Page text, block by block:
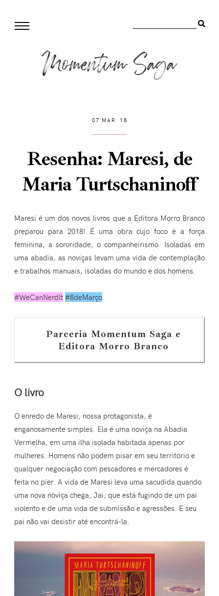
07 MAR. 18
Resenha: Maresi, de
Maria Turtschaninoff
Maresi é um dos novos livros que a Editora Morro Branco
preparou para 2018! É uma obra cujo foco é a força
feminina, a sororidade, o companheirismo. Isoladas em
uma abadia, as noviças levam uma vida de contemplação
e trabalhos manuais, isoladas do mundo e dos homens.
#WeCanNerdIt #8deMarço
Parceria Momentum Saga e
Editora Morro Branco
O livro
O enredo de Maresi, nossa protagonista, é
enganosamente simples. Ela é uma noviça na Abadia
Vermelha, em uma ilha isolada habitada apenas por
mulheres. Homens não podem pisar em seu território e
qualquer negociação com pescadores e mercadores é
feita no píer. A vida de Maresi leva uma sacudida quando
uma nova noviça chega, Jai, que está fugindo de um pai
violento e de uma vida de submissão e agressões. E seu
pai não vai desistir até encontrá-la.